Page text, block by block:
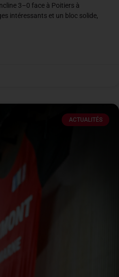
3–0 face à Poitiers à
intéressants et un bloc solide,
ACTUALITÉS